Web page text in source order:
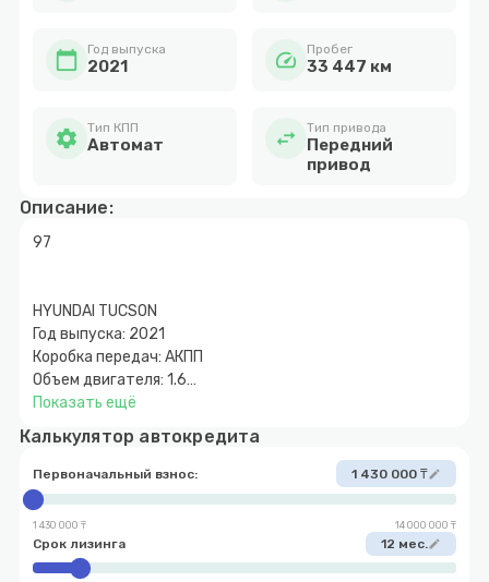
calendar_today Год выпуска
2021 speed Пробег
33 447 км
settings Тип КПП
Автомат swap_horiz Тип привода
Передний
привод
Описание:
97
HYUNDAI TUCSON
Год выпуска: 2021
Коробка передач: АКПП
Объем двигателя: 1.6
Топливо: Бензин
Цена💰: 14.300.000
Растаможен в Казахстане: Да
Первоначальный взнос: от 10%
* Ждем Вас по адресу: г. Астана, Мангилик-Ел 19/2
Паркинг, нижний ярус
☎️+7 708 501 32 33 Справочная
Показать ещё
Калькулятор автокредита
Первоначальный взнос: 1 430 000 ₸edit
1 430 000 ₸ 14 000 000 ₸
Срок лизинга 12 мес.edit